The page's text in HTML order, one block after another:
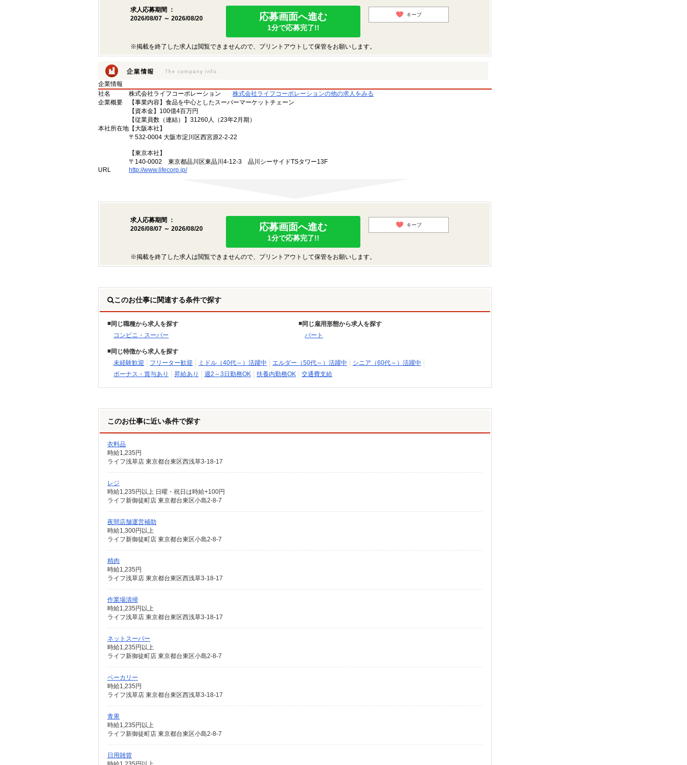
求人応募期間 ：
2026/08/07 ～ 2026/08/20
応募画面へ進む
1分で応募完了!!
キープ
※掲載を終了した求人は閲覧できませんので、プリントアウトして保管をお願いします。
企業情報
社名
株式会社ライフコーポレーション
株式会社ライフコーポレーションの他の求人をみる
企業概要
【事業内容】食品を中心としたスーパーマーケットチェーン
【資本金】100億4百万円
【従業員数（連結）】31260人（23年2月期）
本社所在地 【大阪本社】
〒532-0004 大阪市淀川区西宮原2-2-22
【東京本社】
〒140-0002 東京都品川区東品川4-12-3 品川シーサイドTSタワー13F
URL
http://www.lifecorp.jp/
求人応募期間 ：
2026/08/07 ～ 2026/08/20
応募画面へ進む
1分で応募完了!!
キープ
※掲載を終了した求人は閲覧できませんので、プリントアウトして保管をお願いします。
このお仕事に関連する条件で探す
同じ職種から求人を探す
コンビニ・スーパー
同じ雇用形態から求人を探す
パート
同じ特徴から求人を探す
未経験歓迎
フリーター歓迎 ミドル（40代～）活躍中 エルダー（50代～）活躍中
シニア（60代～）活躍中
ボーナス・賞与あり
昇給あり 週2～3日勤務OK 扶養内勤務OK 交通費支給
このお仕事に近い条件で探す
衣料品
時給1,235円
ライフ浅草店 東京都台東区西浅草3-18-17
レジ
時給1,235円以上 日曜・祝日は時給+100円
ライフ新御徒町店 東京都台東区小島2-8-7
夜間店舗運営補助
時給1,300円以上
ライフ新御徒町店 東京都台東区小島2-8-7
精肉
時給1,235円
ライフ浅草店 東京都台東区西浅草3-18-17
作業場清掃
時給1,235円以上
ライフ浅草店 東京都台東区西浅草3-18-17
ネットスーパー
時給1,235円以上
ライフ新御徒町店 東京都台東区小島2-8-7
ベーカリー
時給1,235円
ライフ浅草店 東京都台東区西浅草3-18-17
青果
時給1,235円以上
ライフ新御徒町店 東京都台東区小島2-8-7
日用雑貨